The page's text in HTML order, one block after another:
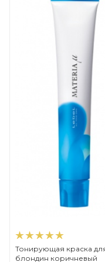
Тонирующая краска
блондин коричневый